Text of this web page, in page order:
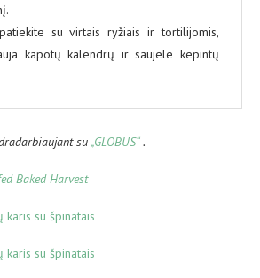
su virtais ryžiais ir tortilijomis,
kapotų kalendrų ir saujele kepintų
su„GLOBUS“.
Baked Harvest